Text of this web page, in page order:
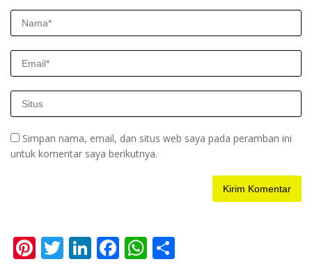
Simpan nama, email, dan situs web saya pada peramban ini
untuk komentar saya berikutnya.
Pi
nt
T
w
Li
n
F
ac
W
h